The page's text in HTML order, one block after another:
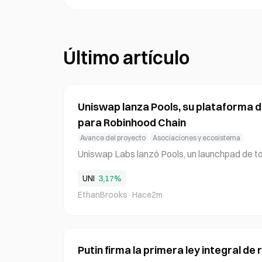
Último artículo
Uniswap lanza Pools, su plataforma
para Robinhood Chain
Avance del proyecto Asociaciones y ecosistema
Uniswap Labs lanzó Pools, un launchpad de
ta permite a los usuarios crear, descubrir y
interfaz unificada, aunque el lanzamiento se
UNI 3,17%
EthanBrooks · Hace2m
Putin firma la primera ley integral de